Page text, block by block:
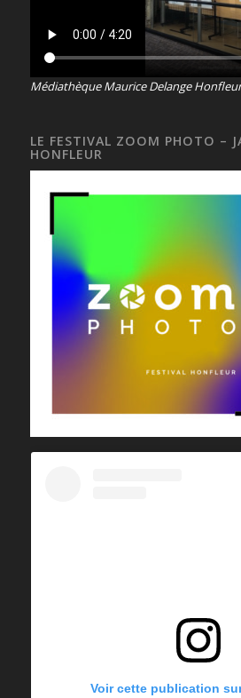
Médiathèque Maurice Delange
LE FESTIVAL ZOOM PHOTO –
HONFLEUR
Voir cette publication